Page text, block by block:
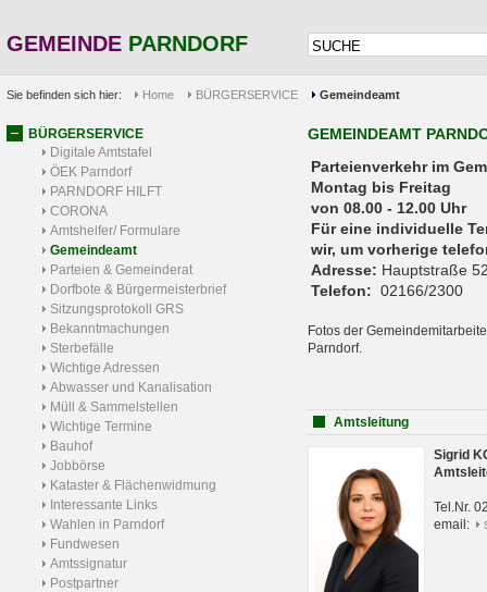
GEMEINDE PARNDORF
Sie befinden sich hier: Home BÜRGERSERVICE Gemeindeamt
BÜRGERSERVICE
Digitale Amtstafel
ÖEK Parndorf
PARNDORF HILFT
CORONA
Amtshelfer/ Formulare
Gemeindeamt
Parteien & Gemeinderat
Dorfbote & Bürgermeisterbrief
Sitzungsprotokoll GRS
Bekanntmachungen
Sterbefälle
Wichtige Adressen
Abwasser und Kanalisation
Müll & Sammelstellen
Wichtige Termine
Bauhof
Jobbörse
Kataster & Flächenwidmung
Interessante Links
Wahlen in Parndorf
Fundwesen
Amtssignatur
Postpartner
GEMEINDEAMT
Parteienverkehr
Montag bis Freitag
von 08.00 - 12.00 Uhr
Für eine individuelle
wir, um vorherige
Adresse: Hauptstraße
Telefon: 02166/2300
Fotos der
Parndorf.
Amtsleitung
Sigrid
Tel.Nr.
email: